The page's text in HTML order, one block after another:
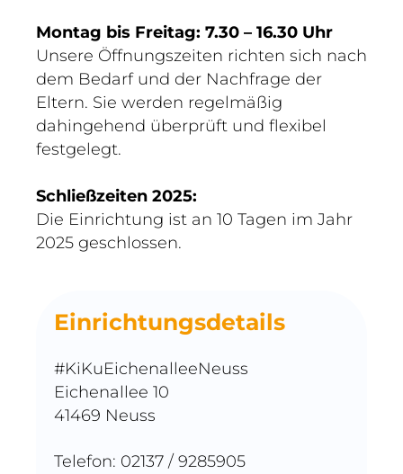
Montag bis Freitag: 7.30 – 16.30 Uhr
Unsere Öffnungszeiten richten sich nach
dem Bedarf und der Nachfrage der
Eltern. Sie werden regelmäßig
dahingehend überprüft und flexibel
festgelegt.
Schließzeiten 2025:
Die Einrichtung ist an 10 Tagen im Jahr
2025 geschlossen.
Einrichtungsdetails
#KiKuEichenalleeNeuss
Eichenallee 10
41469 Neuss
Telefon: 02137 / 9285905